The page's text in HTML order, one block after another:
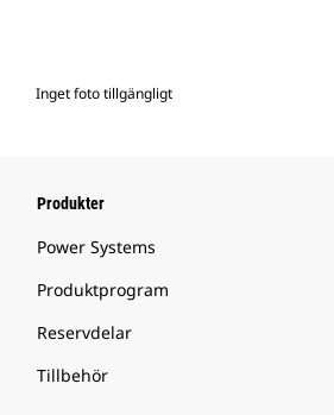
Inget foto tillgängligt
Produkter
Power Systems
Produktprogram
Reservdelar
Tillbehör